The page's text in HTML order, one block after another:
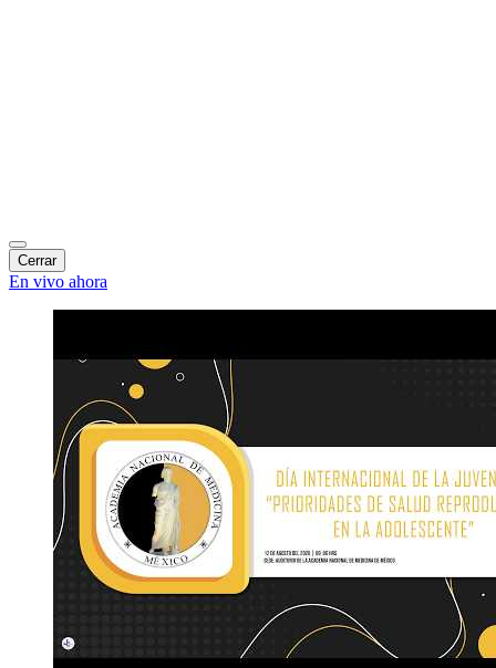
Cerrar
En vivo ahora